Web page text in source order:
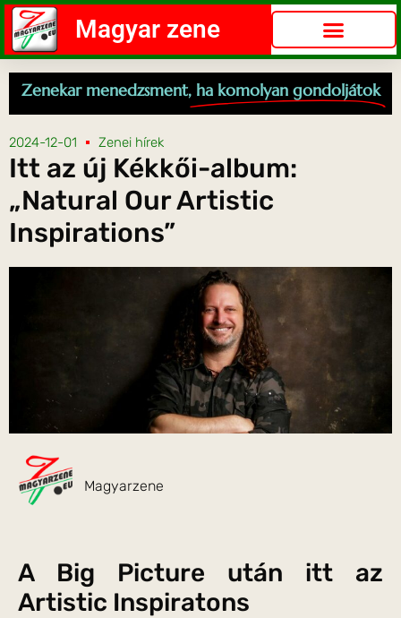
Magyar zene
Zenekar menedzsment, ha komolyan gondoljátok
2024-12-01 Zenei hírek
Itt az új Kékkői-album:
„Natural Our Artistic
Inspirations”
Magyarzene
A Big Picture után itt az
Artistic Inspiratons